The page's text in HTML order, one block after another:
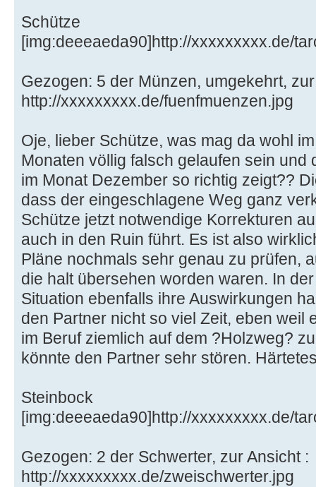
Schütze
[img:deeeaeda90]http://xxxxxxxxx.de/
Gezogen: 5 der Münzen, umgekehrt,
http://xxxxxxxxx.de/fuenfmuenzen.jpg
Oje, lieber Schütze, was mag da wohl
Monaten völlig falsch gelaufen sein
im Monat Dezember so richtig zeigt??
dass der eingeschlagene Weg ganz
Schütze jetzt notwendige Korrekturen
auch in den Ruin führt. Es ist also
Pläne nochmals sehr genau zu prüfen,
die halt übersehen worden waren. In
Situation ebenfalls ihre Auswirkungen
den Partner nicht so viel Zeit, eben weil
im Beruf ziemlich auf dem ?Holzweg?
könnte den Partner sehr stören.
Steinbock
[img:deeeaeda90]http://xxxxxxxxx.de/
Gezogen: 2 der Schwerter, zur Ansicht :
http://xxxxxxxxx.de/zweischwerter.jpg